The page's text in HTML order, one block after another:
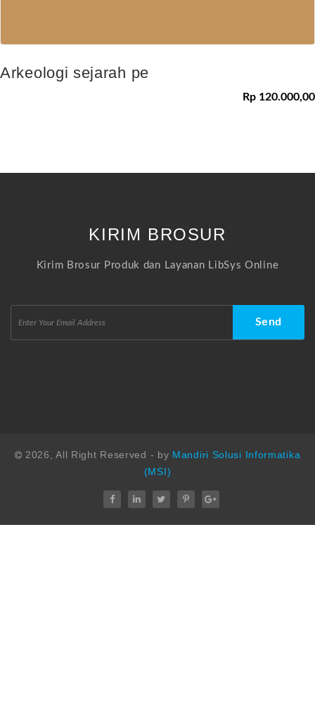
Arkeologi sejarah pe
Rp 120.000,00
KIRIM BROSUR
Kirim Brosur Produk dan Layanan LibSys Online
2026, All Right Reserved - by Mandiri Solusi Informatika
(MSI)